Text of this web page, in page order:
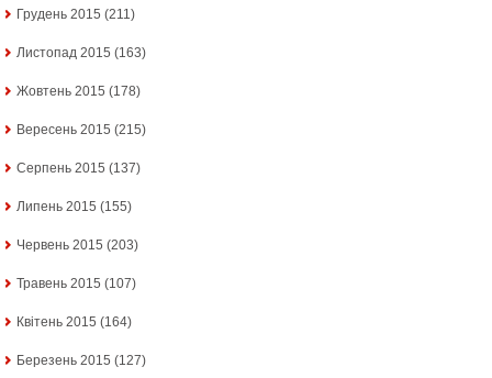
Грудень 2015 (211)
Листопад 2015 (163)
Жовтень 2015 (178)
Вересень 2015 (215)
Серпень 2015 (137)
Липень 2015 (155)
Червень 2015 (203)
Травень 2015 (107)
Квітень 2015 (164)
Березень 2015 (127)